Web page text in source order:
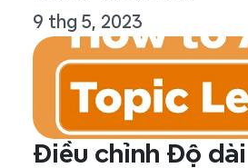
9 thg 5, 2023
Điều chỉnh Độ